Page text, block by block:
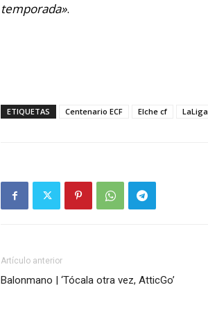
temporada».
ETIQUETAS Centenario ECF Elche cf LaLiga
Artículo anterior
Balonmano | ‘Tócala otra vez, AtticGo’